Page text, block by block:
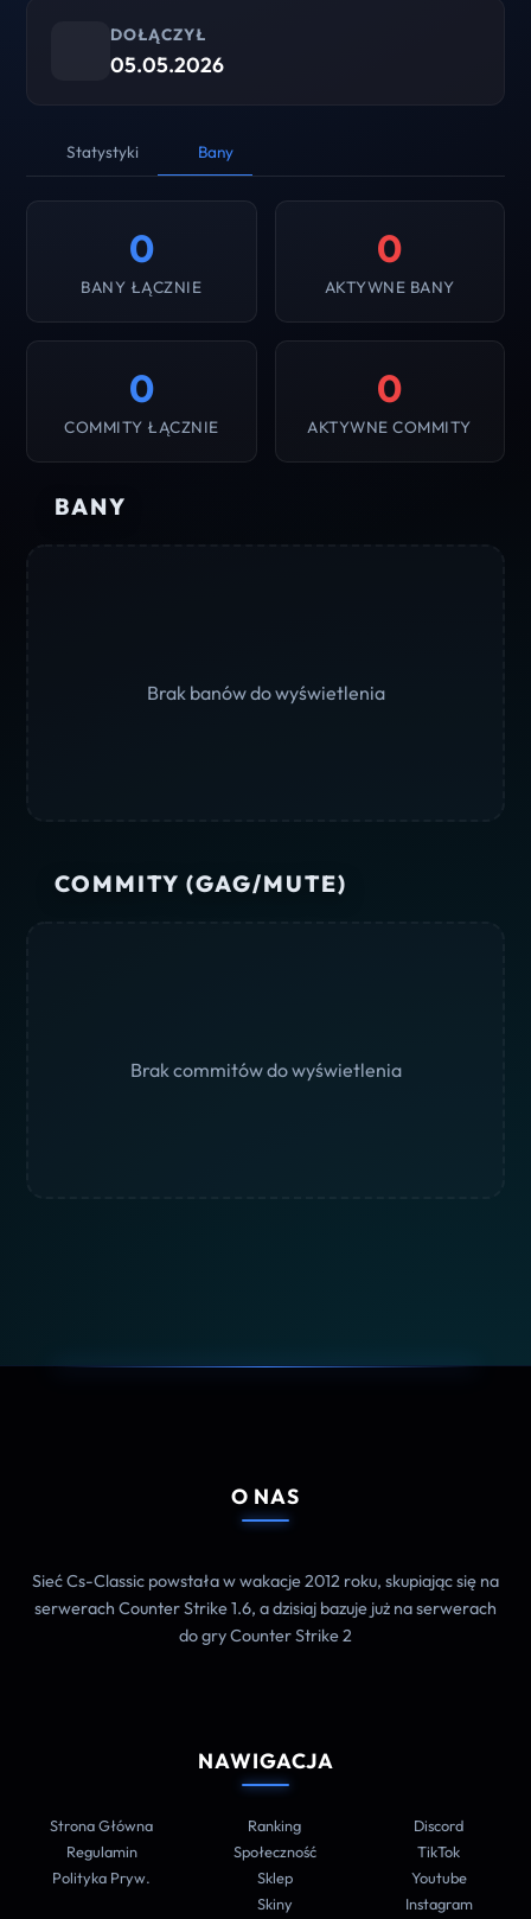
DOŁĄCZYŁ
05.05.2026
Statystyki Bany
0
BANY ŁĄCZNIE
0
AKTYWNE BANY
0
COMMITY ŁĄCZNIE
0
AKTYWNE COMMITY
BANY
Brak banów do wyświetlenia
COMMITY (GAG/MUTE)
Brak commitów do wyświetlenia
O NAS
Sieć Cs-Classic powstała w wakacje 2012 roku, skupiając się na
serwerach Counter Strike 1.6, a dzisiaj bazuje już na serwerach
do gry Counter Strike 2
NAWIGACJA
Strona Główna
Regulamin
Polityka Pryw.
Ranking
Społeczność
Sklep
Skiny
Discord
TikTok
Youtube
Instagram